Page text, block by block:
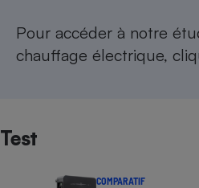
Pour accéder à notre
chauffage électrique,
Test
COMPARATIF